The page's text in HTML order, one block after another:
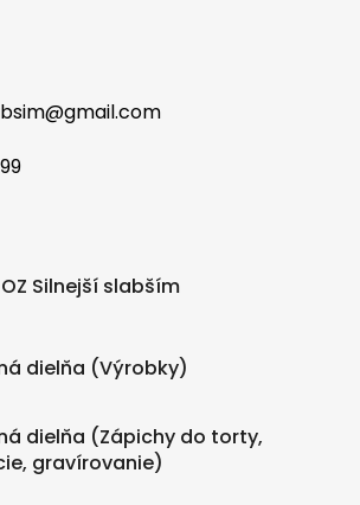
@gmail.com
Silnejší slabším
dielňa (Výrobky)
dielňa (Zápichy do torty,
gravírovanie)